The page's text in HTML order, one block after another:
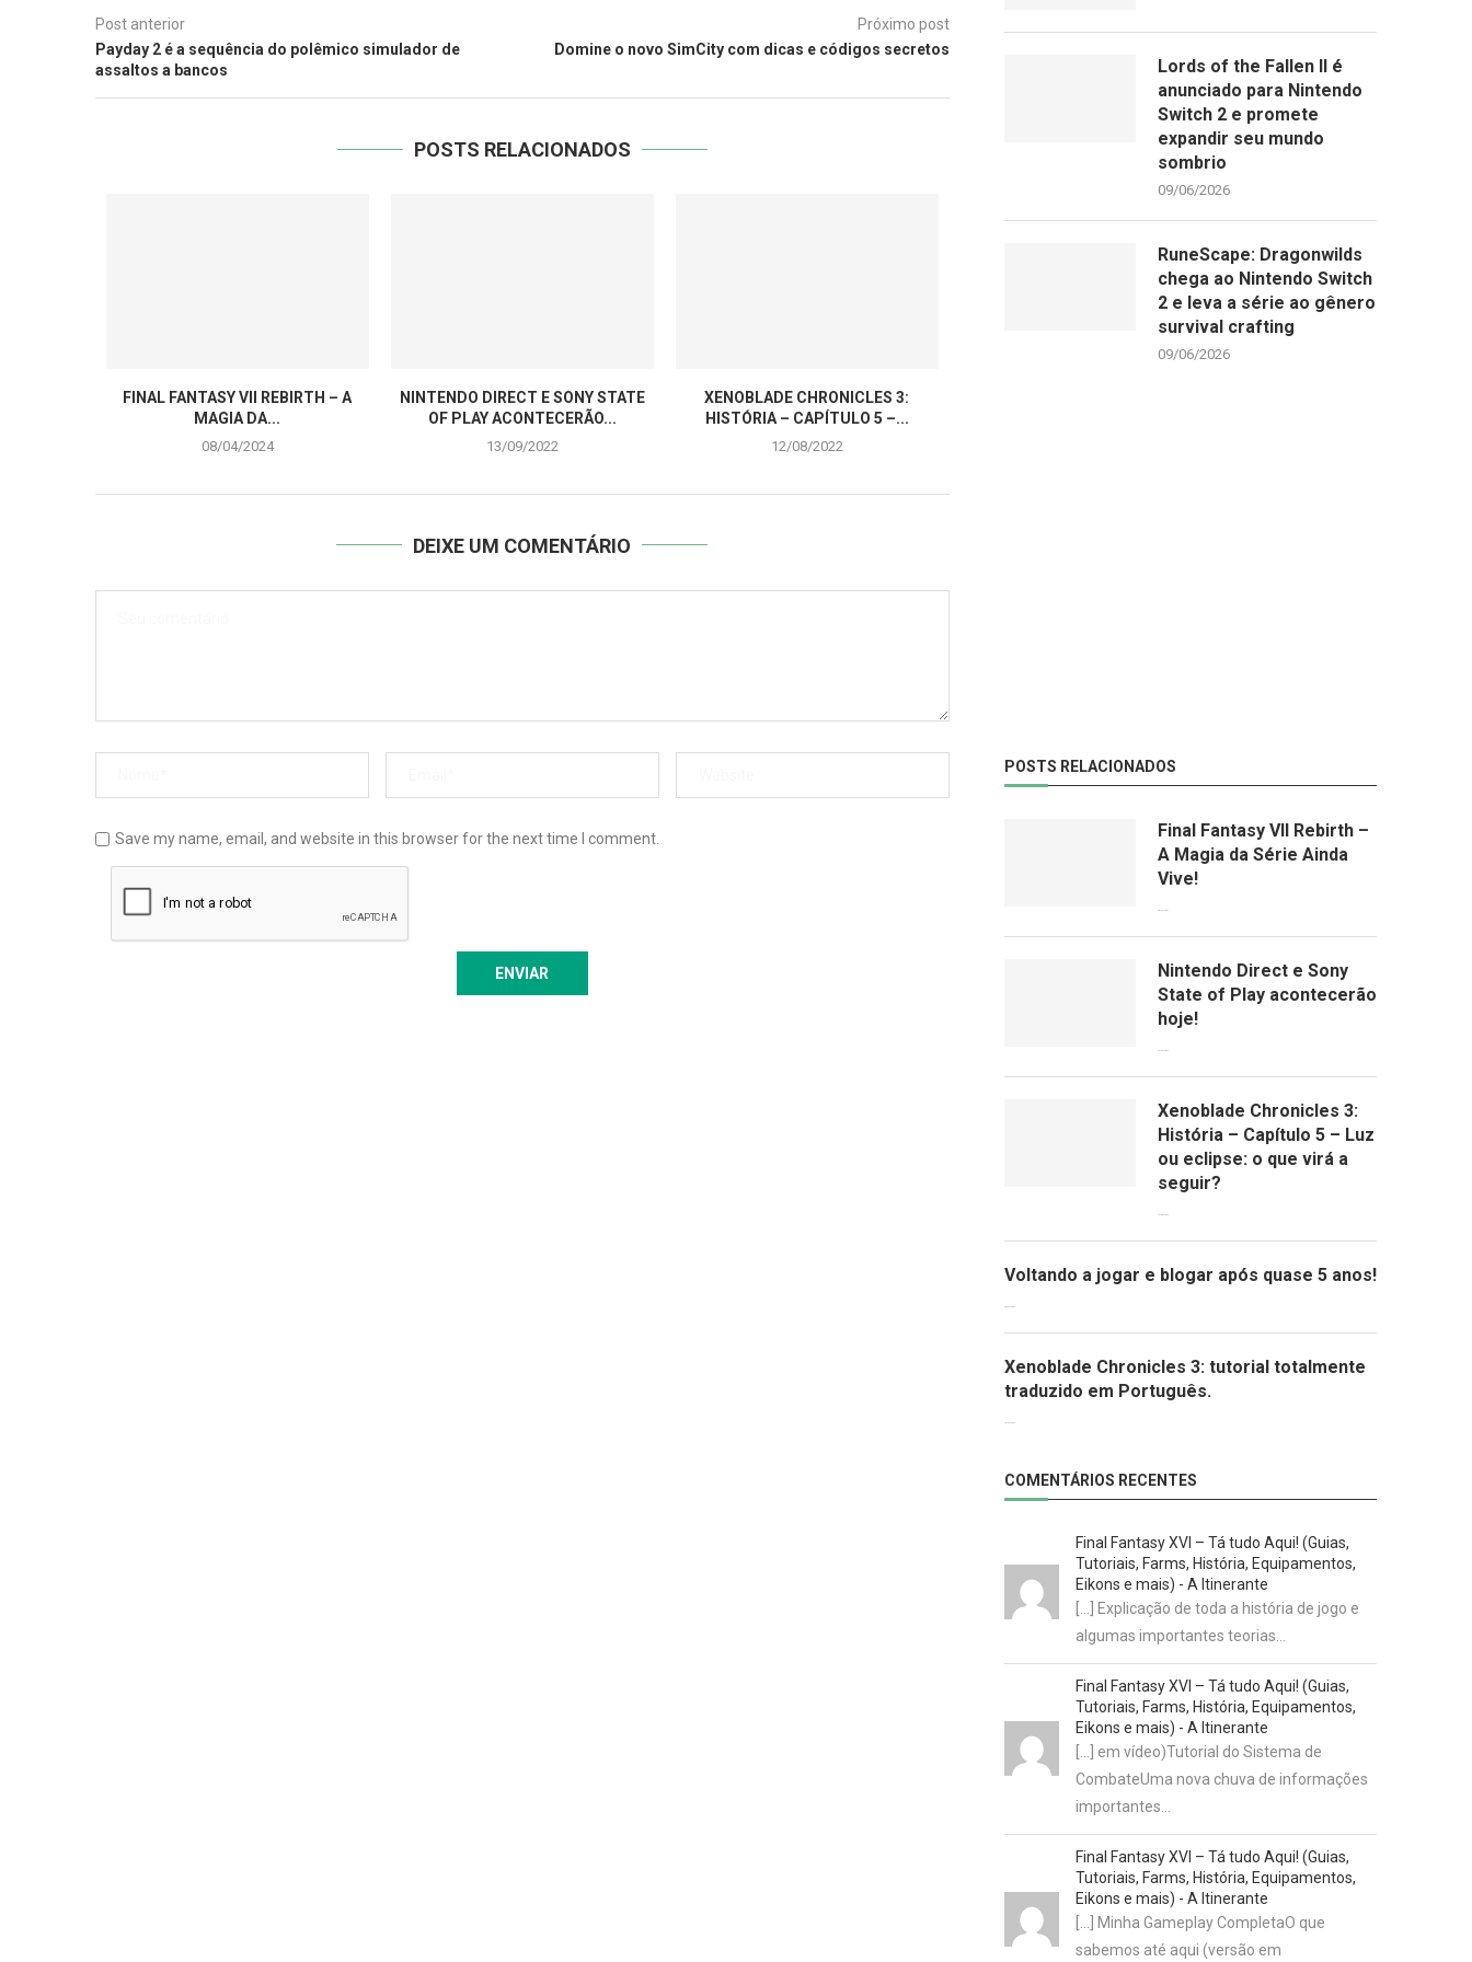
Post anterior
Payday 2 é a sequência do polêmico simulador de
assaltos a bancos
Próximo post
Domine o novo SimCity com dicas e códigos secretos
POSTS RELACIONADOS
FINAL FANTASY VII REBIRTH – A
MAGIA DA...
08/04/2024
NINTENDO DIRECT E SONY STATE
OF PLAY ACONTECERÃO...
13/09/2022
XENOBLADE CHRONICLES 3:
HISTÓRIA – CAPÍTULO 5 –...
12/08/2022
DEIXE UM COMENTÁRIO
Save my name, email, and website in this browser for the next time I comment.
Lords of the Fallen II é
anunciado para Nintendo
Switch 2 e promete
expandir seu mundo
sombrio
09/06/2026
RuneScape: Dragonwilds
chega ao Nintendo Switch
2 e leva a série ao gênero
survival crafting
09/06/2026
POSTS RELACIONADOS
Final Fantasy VII Rebirth –
A Magia da Série Ainda
Vive!
Nintendo Direct e Sony
State of Play acontecerão
hoje!
Xenoblade Chronicles 3:
História – Capítulo 5 – Luz
ou eclipse: o que virá a
seguir?
Voltando a jogar e blogar após quase 5 anos!
Xenoblade Chronicles 3: tutorial totalmente
traduzido em Português.
COMENTÁRIOS RECENTES
Final Fantasy XVI – Tá tudo Aqui! (Guias,
Tutoriais, Farms, História, Equipamentos,
Eikons e mais) - A Itinerante
[…] Explicação de toda a história de jogo e
algumas importantes teorias…
Final Fantasy XVI – Tá tudo Aqui! (Guias,
Tutoriais, Farms, História, Equipamentos,
Eikons e mais) - A Itinerante
[…] em vídeo)Tutorial do Sistema de
CombateUma nova chuva de informações
importantes…
Final Fantasy XVI – Tá tudo Aqui! (Guias,
Tutoriais, Farms, História, Equipamentos,
Eikons e mais) - A Itinerante
[…] Minha Gameplay CompletaO que
sabemos até aqui (versão em